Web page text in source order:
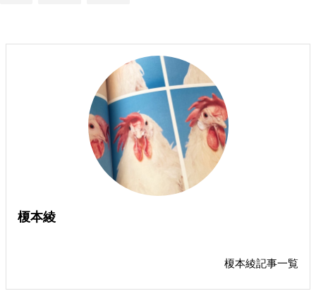
榎本綾
榎本綾記事一覧